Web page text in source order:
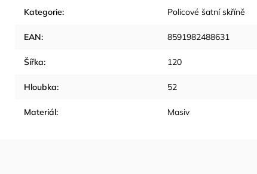
Kategorie: Policové šatní skříně
EAN: 8591982488631
Šířka: 120
Hloubka: 52
Materiál: Masiv